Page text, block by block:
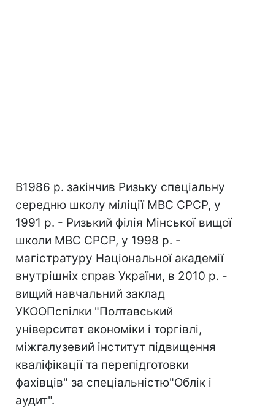
В1986 р. закінчив Ризьку спеціальну
середню школу міліції МВС СРСР, у
1991 р. - Ризький філія Мінської вищої
школи МВС СРСР, у 1998 р. -
магістратуру Національної академії
внутрішніх справ України, в 2010 р. -
вищий навчальний заклад
УКООПспілки "Полтавський
університет економіки і торгівлі,
міжгалузевий інститут підвищення
кваліфікації та перепідготовки
фахівців" за спеціальністю"Облік і
аудит".